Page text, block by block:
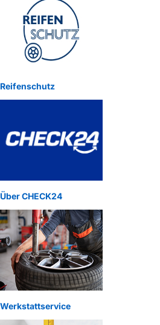
Reifenschutz
Über CHECK24
Werkstattservice